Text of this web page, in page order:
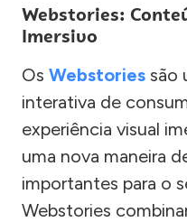
Webstories:
Imersivo
Os Webstories são
interativa de
experiência visual
uma nova maneira
importantes para o
Webstories